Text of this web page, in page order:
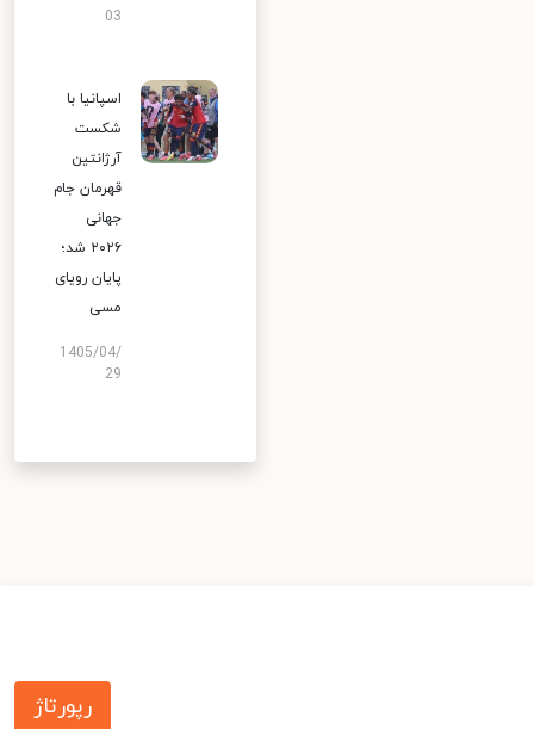
03
اسپانیا با
شکست
آرژانتین
قهرمان جام
جهانی
۲۰۲۶ شد؛
پایان رویای
مسی
1405/04/
29
رپورتاژ